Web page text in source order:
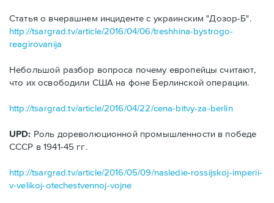
Статья о вчерашнем инциденте с украинским "Дозор-Б".
http://tsargrad.tv/article/2016/04/06/treshhina-bystrogo-
reagirovanija
Небольшой разбор вопроса почему европейцы считают,
что их освободили США на фоне Берлинской операции.
http://tsargrad.tv/article/2016/04/22/cena-bitvy-za-berlin
UPD: Роль дореволюционной промышленности в победе
СССР в 1941-45 гг.
http://tsargrad.tv/article/2016/05/09/nasledie-rossijskoj-imperii-
v-velikoj-otechestvennoj-vojne